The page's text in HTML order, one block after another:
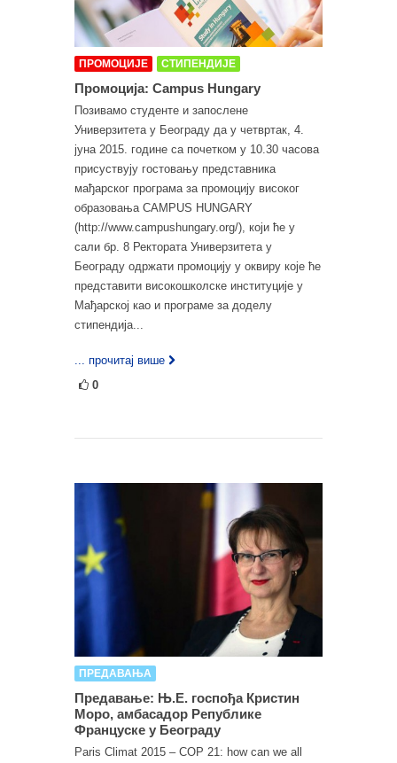
ПРОМОЦИЈЕ СТИПЕНДИЈЕ
Промоција: Campus Hungary
Позивамо студенте и запослене
Универзитета у Београду да у четвртак, 4.
јуна 2015. године са почетком у 10.30 часова
присуствују гостовању представника
мађарског програма за промоцију високог
образовања CAMPUS HUNGARY
(http://www.campushungary.org/), који ће у
сали бр. 8 Ректората Универзитета у
Београду одржати промоцију у оквиру које ће
представити високошколске институције у
Мађарској као и програме за доделу
стипендија...
... прочитај више
0
ПРЕДАВАЊА
Предавање: Њ.Е. госпођа Кристин
Моро, амбасадор Републике
Француске у Београду
Paris Climat 2015 – COP 21: how can we all